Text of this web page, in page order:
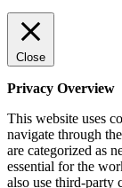
Close
Privacy Overview
This website uses
navigate through
are categorized as
essential for the
also use third-party